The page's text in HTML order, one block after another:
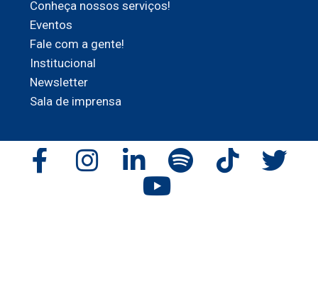
Conheça nossos serviços!
Eventos
Fale com a gente!
Institucional
Newsletter
Sala de imprensa